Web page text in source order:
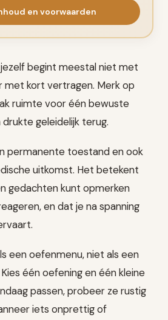
en voorwaarden
begint meestal niet met
met kort vertragen. Merk op
ruimte voor één bewuste
drukte geleidelijk terug.
permanente toestand en ook
uitkomst. Het betekent
gedachten kunt opmerken
en dat je na spanning
een oefenmenu, niet als een
één oefening en één kleine
passen, probeer ze rustig
iets onprettig of